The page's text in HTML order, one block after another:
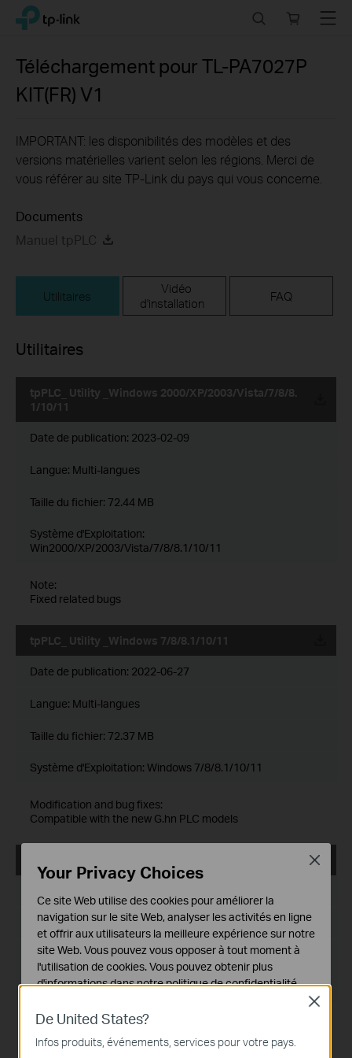
Click
the
navigation
TP-Link, Reliably Smart
store
Menu
Téléchargement pourTL-PA7027P
KIT(FR) V1
IMPORTANT: les disponibilités des modèles et des
versions matérielles varient selon les régions. Merci de
vous référer au site TP-Link du pays qui vous concerne.
Documents
Manuel tpPLC
Utilitaires
Vidéo
d'installation
FAQ
Utilitaires
tpPLC_ Utility _Windows 2000/XP/2003/Vista/7/8/8.
1/10/11
Date de publication: 2023-02-09
Langue: Multi-langues
Taille du fichier: 72.44 MB
Système d'Exploitation:
Win2000/XP/2003/Vista/7/8/8.1/10/11
Note:
Fixed related bugs
tpPLC_ Utility _Windows 7/8/8.1/10/11
Date de publication: 2022-06-27
Langue: Multi-langues
Taille du fichier: 72.37 MB
Système d'Exploitation: Windows 7/8/8.1/10/11
Modification and bug fixes:
Compatible with the new G.hn PLC models
Langue:Anglais
Taille du fichier:72.20 MB
Système d'Exploitation: Windows 7/8/8.1/10/11
Modification and bug fixes:
Compatible with more PLC models
De United States?
Infos produits, événements, services pour votre pays.
Close
Your Privacy Choices
Ce site Web utilise des cookies pour améliorer la
navigation sur le site Web, analyser les activités en ligne
et offrir aux utilisateurs la meilleure expérience sur notre
site Web. Vous pouvez vous opposer à tout moment à
l'utilisation de cookies. Vous pouvez obtenir plus
d'informations dans notrepolitique de confidentialité.
Ces cookies sont nécessaires au fonctionnement du
site Web et ne peuvent pas être désactivés dans vos
Close